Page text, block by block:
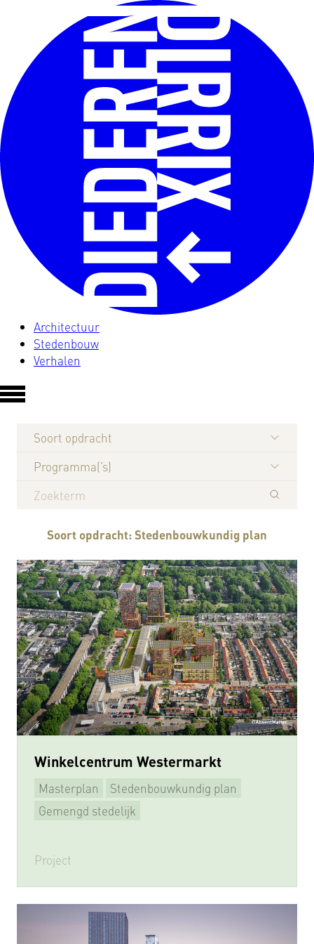
Architectuur
Stedenbouw
Verhalen
Soort opdracht
Programma(’s)
Soort opdracht: Stedenbouwkundig plan
Winkelcentrum Westermarkt
Masterplan
Stedenbouwkundig plan
Herstructurering
Gemengd stedelijk
Project